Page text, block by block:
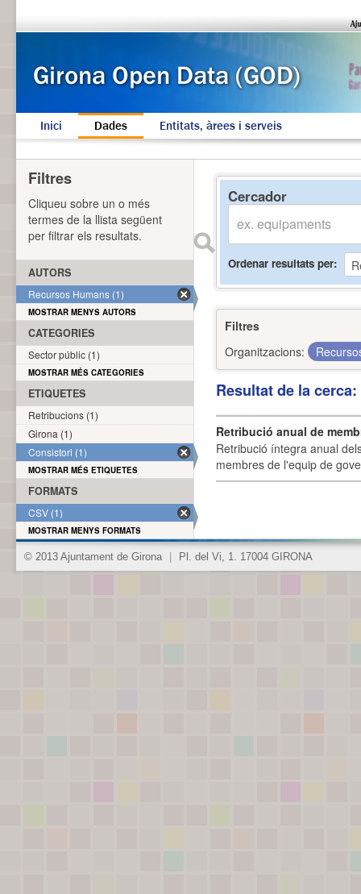
Inici Dades Entitats, àrees i serveis
Cercador
Ordenar resultats per
Filtres
Organitzacions:
Resultat de la
Retribució anual de
Retribució íntegra anual
membres de l'equip de
Filtres
Cliqueu sobre un o més
termes de la llista següent
per filtrar els resultats.
AUTORS
Recursos Humans (1)
MOSTRAR MENYS AUTORS
CATEGORIES
Sector públic (1)
MOSTRAR MÉS CATEGORIES
ETIQUETES
Retribucions (1)
Girona (1)
Consistori (1)
MOSTRAR MÉS ETIQUETES
FORMATS
CSV (1)
MOSTRAR MENYS FORMATS
© 2013 Ajuntament de Girona Pl. del Vi, 1. 17004 GIRONA